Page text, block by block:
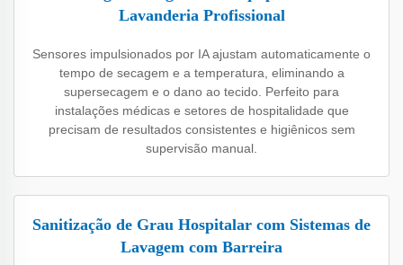
Lavanderia Profissional
Sensores impulsionados por IA ajustam automaticamente o
tempo de secagem e a temperatura, eliminando a
supersecagem e o dano ao tecido. Perfeito para
instalações médicas e setores de hospitalidade que
precisam de resultados consistentes e higiênicos sem
supervisão manual.
Sanitização de Grau Hospitalar com Sistemas de
Lavagem com Barreira